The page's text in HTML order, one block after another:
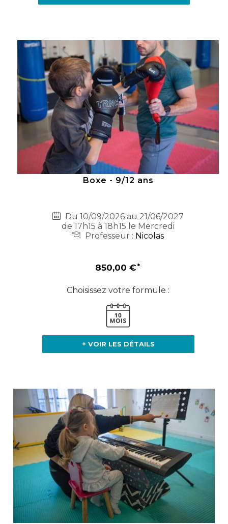
Boxe - 9/12 ans
Du 10/09/2026 au 21/06/2027
de 17h15 à 18h15 le Mercredi
Professeur : Nicolas
850,00 €
Choisissez votre formule :
+ VOIR LES DÉTAILS